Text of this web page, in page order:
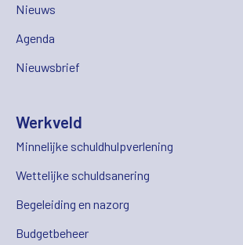
Nieuws
Agenda
Nieuwsbrief
Werkveld
Minnelijke schuldhulpverlening
Wettelijke schuldsanering
Begeleiding en nazorg
Budgetbeheer